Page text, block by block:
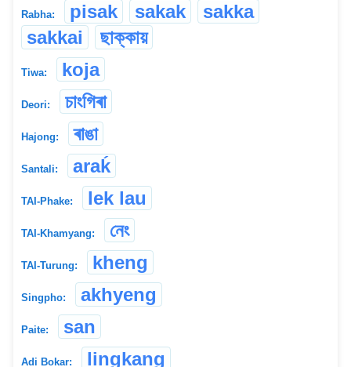
Rabha: pisak sakak
sakka
sakkai
ছাক্কায়
Tiwa: koja
Deori: চাংগিৰা
Hajong: ৰাঙা
Santali: araḱ
TAI-Phake: lek lau
TAI-Khamyang: নেং
TAI-Turung: kheng
Singpho: akhyeng
Paite: san
Adi Bokar: lingkang